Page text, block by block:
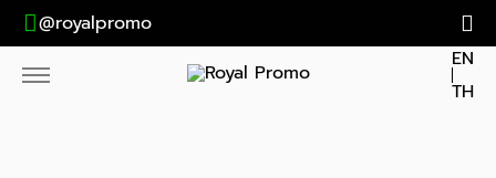
@royalpromo
EN
TH